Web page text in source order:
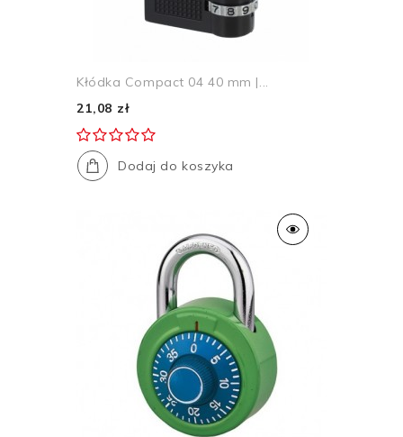
Kłódka Compact 04 40 mm |...
21,08 zł
Dodaj do koszyka